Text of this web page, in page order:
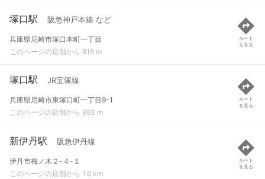
塚口駅 阪急神戸本線 など
兵庫県尼崎市塚口本町一丁目
このページの店舗から 815 m
ルート
を見る
塚口駅 JR宝塚線
兵庫県尼崎市東塚口町一丁目9-1
このページの店舗から 993 m
ルート
を見る
新伊丹駅 阪急伊丹線
伊丹市梅ノ木２-４-１
このページの店舗から 1.6 km
ルート
を見る